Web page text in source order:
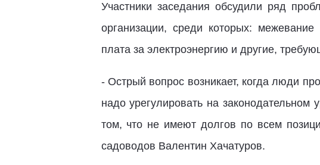
Участники заседания обсудили ряд
организации, среди которых: межевание
плата за электроэнергию и другие,
- Острый вопрос возникает, когда люди
надо урегулировать на
том, что не имеют долгов по всем
садоводов Валентин Хачатуров.